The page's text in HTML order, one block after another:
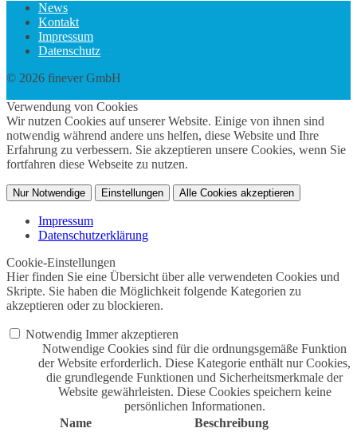
News
Kontakt
Impressum
Datenschutz
© 2026 finever GmbH
Verwendung von Cookies
Wir nutzen Cookies auf unserer Website. Einige von ihnen sind
notwendig während andere uns helfen, diese Website und Ihre
Erfahrung zu verbessern. Sie akzeptieren unsere Cookies, wenn Sie
fortfahren diese Webseite zu nutzen.
Nur Notwendige Einstellungen Alle Cookies akzeptieren
Impressum
Datenschutzerklärung
Cookie-Einstellungen
Hier finden Sie eine Übersicht über alle verwendeten Cookies und
Skripte. Sie haben die Möglichkeit folgende Kategorien zu
akzeptieren oder zu blockieren.
Notwendig Immer akzeptieren
Notwendige Cookies sind für die ordnungsgemäße Funktion
der Website erforderlich. Diese Kategorie enthält nur Cookies,
die grundlegende Funktionen und Sicherheitsmerkmale der
Website gewährleisten. Diese Cookies speichern keine
persönlichen Informationen.
Name
Beschreibung